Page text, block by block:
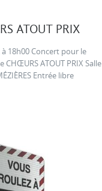
ATOUT PRIX
18h00 Concert pour le
CHŒURS ATOUT PRIX Salle
Entrée libre